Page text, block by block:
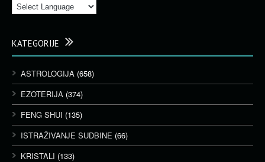
KATEGORIJE
ASTROLOGIJA (658)
EZOTERIJA (374)
FENG SHUI (135)
ISTRAŽIVANJE SUDBINE (66)
KRISTALI (133)